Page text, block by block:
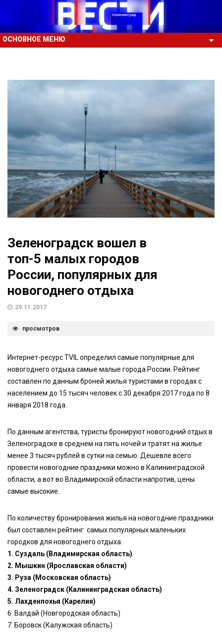
ОСНОВНОЕ МЕНЮ
Зеленоградск вошел в
топ-5 малых городов
России, популярных для
новогоднего отдыха
29.11.2017
просмотров
Интернет-ресурс TVIL определил самые популярные для
новогоднего отдыха самые малые города России. Рейтинг
составлен по данным броней жилья туристами в городах с
населением до 15 тысяч человек с 30 декабря 2017 года по 8
января 2018 года.
По данным агентства, туристы бронируют новогодний отдых в
Зеленоградске в среднем на пять ночей и тратят на жилье
менее 3 тысяч рублей в сутки на семью. Дешевле всего
провести новогодние праздники можно в Калининградской
области, а вот во Владимирской области напротив, цены
самые высокие.
По количеству бронирования жилья на новогодние праздники
был составлен рейтинг самых популярных маленьких
городков для новогоднего отдыха:
1. Суздаль (Владимирская область)
2. Мышкин (Ярославская области)
3. Руза (Московская область)
4. Зеленоградск (Калининградская область)
5. Лахденпохья (Карелия)
6. Валдай (Новгородская область)
7. Боровск (Калужская область)